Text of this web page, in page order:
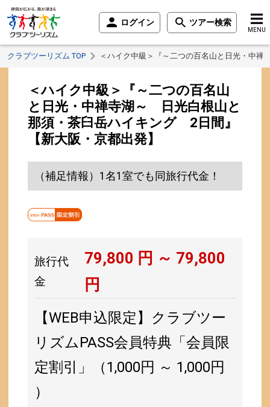
ログイン ツアー検索
MENU
クラブツーリズム TOP ＜ハイク中級＞『～二つの百名山と日光・中
＜ハイク中級＞『～二つの百名山
と日光・中禅寺湖～ 日光白根山と
那須・茶臼岳ハイキング 2日間』
【新大阪・京都出発】
（補足情報）1名1室でも同旅行代金！
旅行代
金
79,800 円 ～ 79,800
円
【WEB申込限定】クラブツー
リズムPASS会員特典「会員限
定割引」（1,000円 ～ 1,000円
）